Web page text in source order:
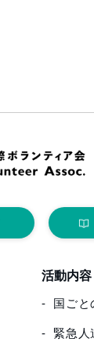
活動内容
国ごと
緊急人